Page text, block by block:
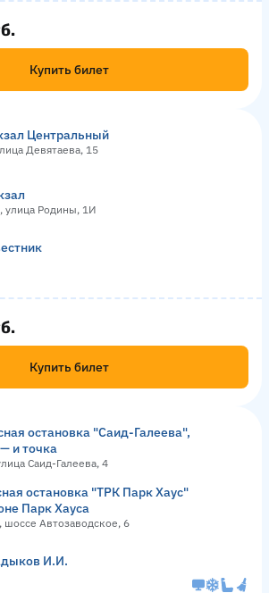
Купить билет
Центральный
Девятаева, 15
улица Родины, 1И
Купить билет
остановка "Саид-Галеева",
и точка
Саид-Галеева, 4
остановка "ТРК Парк Хаус"
Парк Хауса
шоссе Автозаводское, 6
И.И.